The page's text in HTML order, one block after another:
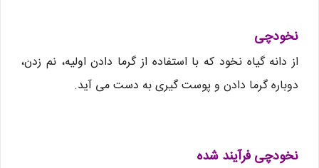
نخودچی
از دانه گیاه نخود که با استفاده از گرما دادن اولیه، نم زدن،
دوباره گرما دادن و پوست گیری به دست می آید.
نخودچی فرآیند شده